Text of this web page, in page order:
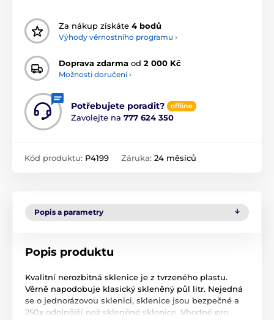
Za nákup získáte 4 bodů
Výhody věrnostního programu ›
Doprava zdarma od 2 000 Kč
Možnosti doručení ›
Potřebujete poradit? offline
Zavolejte na 777 624 350
Kód produktu: P4199 Záruka: 24 měsíců
Popis a parametry
Popis produktu
Kvalitní nerozbitná sklenice je z tvrzeného plastu.
Věrně napodobuje klasický skleněný půl litr. Nejedná
se o jednorázovou sklenici, sklenice jsou bezpečné a
250x odolnější než skleněné sklenice. Vhodné pro